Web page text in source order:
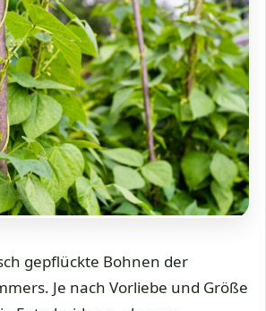
gepflückte Bohnen der
Je nach Vorliebe und Größe